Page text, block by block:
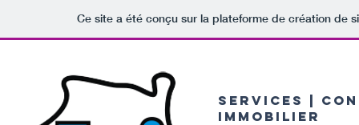
Ce site a été conçu sur la plateforme de création de
serviceS |
IMMOBILIER